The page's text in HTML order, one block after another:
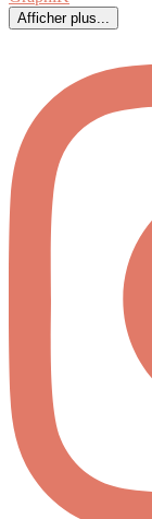
Afficher plus...